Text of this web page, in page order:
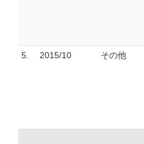
5. 2015/10 その他